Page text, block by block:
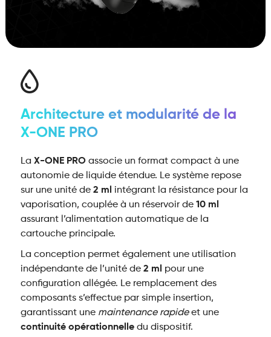
Architecture et modularité de la
X-ONE PRO
La X-ONE PROassocie un format compact à une
autonomie de liquide étendue. Le système repose
sur une unité de 2 ml
intégrant la résistance pour la
vaporisation, couplée à un réservoir de 10 ml
assurant l’alimentation automatique de la
cartouche principale.
La conception permet également une utilisation
indépendante de l’unité de 2 ml
pour une
configuration allégée. Le remplacement des
composants s’effectue par simple insertion,
garantissant une maintenance rapideet une
continuité opérationnelledu dispositif.